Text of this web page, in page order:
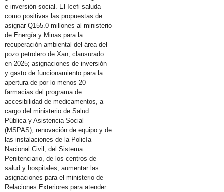
e inversión social. El Icefi saluda
como positivas las propuestas de:
asignar Q155.0 millones al ministerio
de Energía y Minas para la
recuperación ambiental del área del
pozo petrolero de Xan, clausurado
en 2025; asignaciones de inversión
y gasto de funcionamiento para la
apertura de por lo menos 20
farmacias del programa de
accesibilidad de medicamentos, a
cargo del ministerio de Salud
Pública y Asistencia Social
(MSPAS); renovación de equipo y de
las instalaciones de la Policía
Nacional Civil, del Sistema
Penitenciario, de los centros de
salud y hospitales; aumentar las
asignaciones para el ministerio de
Relaciones Exteriores para atender